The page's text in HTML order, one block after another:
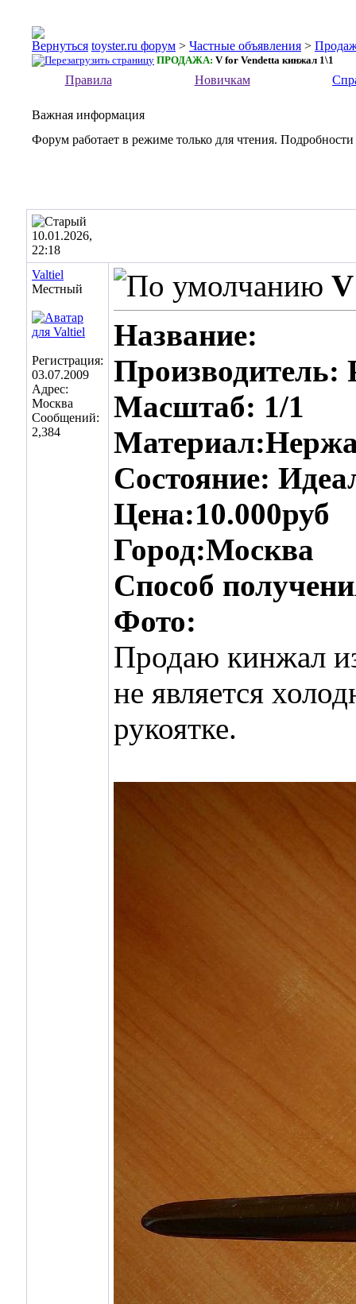
toyster.ru форум > Частные объявления >
ПРОДАЖА: V for Vendetta кинжал 1\1
Правила Новичкам
Важная информация
Форум работает в режиме только для чтения.
10.01.2026,
22:18
Valtiel
Местный
Регистрация:
03.07.2009
Адрес:
Москва
Сообщений:
2,384
Название:
Производитель:
Масштаб: 1/1
Состояние:
Цена:10.000руб
Город:Москва
Способ
Фото:
Продаю кинжал
не является
рукоятке.